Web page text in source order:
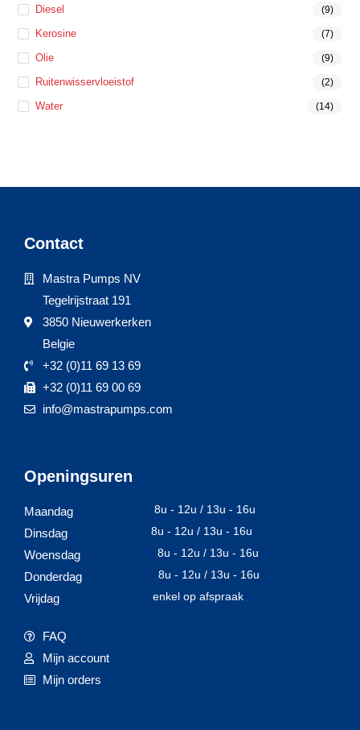
Diesel (9)
Kerosine (7)
Olie (9)
Ruitenwisservloeistof (2)
Water (14)
Contact
Mastra Pumps NV
Tegelrijstraat 191
3850 Nieuwerkerken
Belgie
+32 (0)11 69 13 69
+32 (0)11 69 00 69
info@mastrapumps.com
Openingsuren
Maandag 8u - 12u / 13u - 16u
Dinsdag 8u - 12u / 13u - 16u
Woensdag 8u - 12u / 13u - 16u
Donderdag 8u - 12u / 13u - 16u
Vrijdag enkel op afspraak
FAQ
Mijn account
Mijn orders